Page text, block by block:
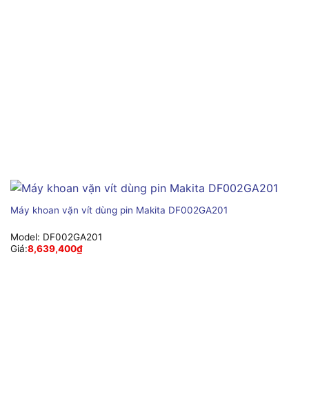
Máy khoan vặn vít dùng pin Makita DF002GA201
Model: DF002GA201
Giá:8,639,400₫